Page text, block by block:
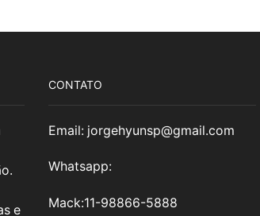
e
CONTATO
Email: jorgehyunsp@gmail.com
Whatsapp:
Mack:11-98866-5888